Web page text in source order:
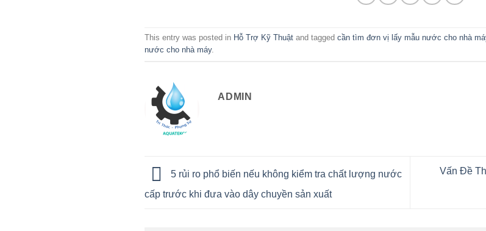
This entry was posted in Hỗ Trợ Kỹ Thuật and tagged cần tìm đơn vị lấy mẫu nước cho nhà
nước cho nhà máy.
ADMIN
5 rủi ro phổ biến nếu không kiểm tra chất lượng nước
cấp trước khi đưa vào dây chuyền sản xuất
Vấn Đề